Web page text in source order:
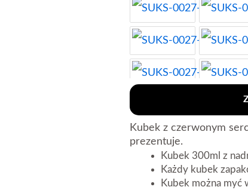
w
Kształcie
Serca
Tobą
każdy
jak
Walentynki"
Kubek z czerwonym
prezentuje.
Kubek 300ml z
Każdy kubek
Kubek można myć